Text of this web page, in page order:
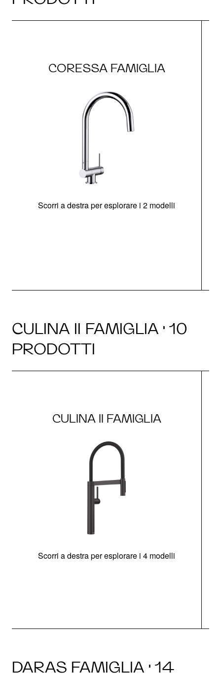
CORESSA FAMIGLIA
Scorri a destra per esplorare i 2 modelli
CULINA II FAMIGLIA · 10
PRODOTTI
CULINA II FAMIGLIA
Scorri a destra per esplorare i 4 modelli
DARAS FAMIGLIA · 14